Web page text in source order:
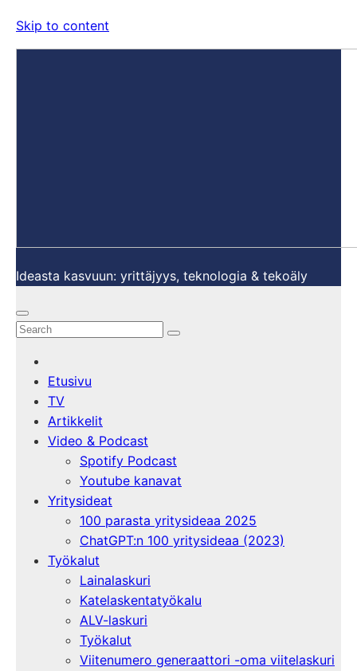
Skip to content
Ideasta kasvuun: yrittäjyys, teknologia & tekoäly
Etusivu
TV
Artikkelit
Video & Podcast
Spotify Podcast
Youtube kanavat
Yritysideat
100 parasta yritysideaa 2025
ChatGPT:n 100 yritysideaa (2023)
Työkalut
Lainalaskuri
Katelaskentatyökalu
ALV-laskuri
Työkalut
Viitenumero generaattori -oma viitelaskuri